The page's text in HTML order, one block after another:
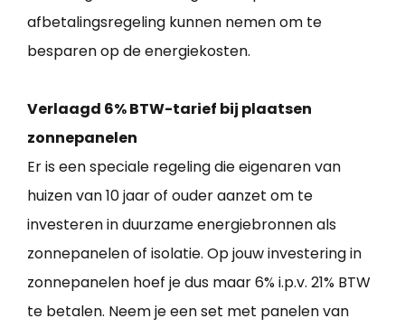
afbetalingsregeling kunnen nemen om te
besparen op de energiekosten.
Verlaagd 6% BTW-tarief bij plaatsen
zonnepanelen
Er is een speciale regeling die eigenaren van
huizen van 10 jaar of ouder aanzet om te
investeren in duurzame energiebronnen als
zonnepanelen of isolatie. Op jouw investering in
zonnepanelen hoef je dus maar 6% i.p.v. 21% BTW
te betalen. Neem je een set met panelen van